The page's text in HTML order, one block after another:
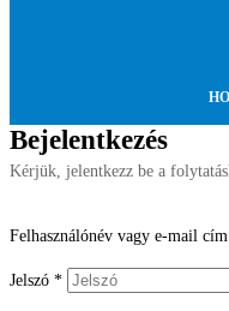
Bejelentkezés
Kérjük, jelentkezz be a
Felhasználónév vagy e-mail cím
Jelszó *